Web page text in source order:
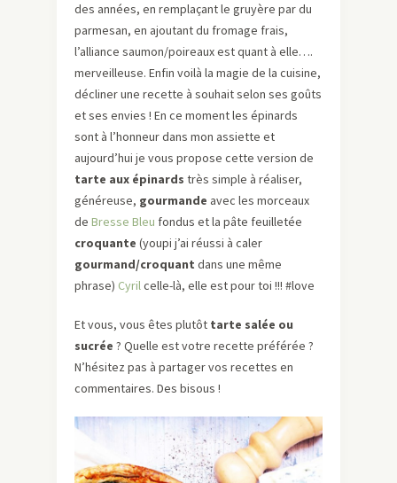
des années, en remplaçant le gruyère par du
parmesan, en ajoutant du fromage frais,
l’alliance saumon/poireaux est quant à elle….
merveilleuse. Enfin voilà la magie de la cuisine,
décliner une recette à souhait selon ses goûts
et ses envies ! En ce moment les épinards
sont à l’honneur dans mon assiette et
aujourd’hui je vous propose cette version de
tarte aux épinards très simple à réaliser,
généreuse, gourmande avec les morceaux
de Bresse Bleu fondus et la pâte feuilletée
croquante (youpi j’ai réussi à caler
gourmand/croquant dans une même
phrase) Cyrilcelle-là, elle est pour toi !!! #love
Et vous, vous êtes plutôt tarte salée ou
sucrée ? Quelle est votre recette préférée ?
N’hésitez pas à partager vos recettes en
commentaires. Des bisous !